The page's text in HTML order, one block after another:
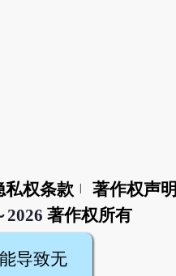
私权条款
著作权声明
著作权所有
导致无